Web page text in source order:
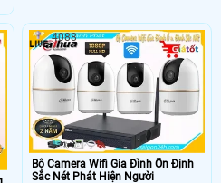
Bộ Camera Wifi Gia Đình Ổn Định
Sắc Nét Phát Hiện Người
4088